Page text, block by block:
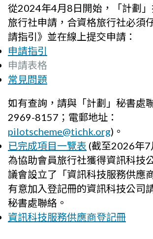
從2024年4月8日開始，「計劃
旅行社申請，合資格旅行社必須
請指引》並在線上提交申請：
申請指引
申請表格
常見問題
如有查詢，請與「計劃」秘書處
2969-8157；電郵地址：
pilotscheme@tichk.org)。
已完成項目一覽表 (截至2026年7
為協助會員旅行社獲得資訊科技
議會設立了「資訊科技服務供應
有意加入登記冊的資訊科技公司
秘書處聯絡。
資訊科技服務供應商登記冊